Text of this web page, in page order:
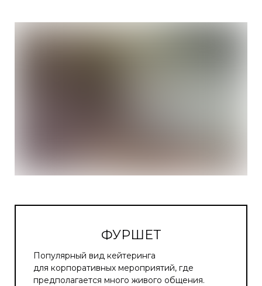
ФУРШЕТ
Популярный вид кейтеринга
для корпоративных мероприятий, где
предполагается много живого общения.